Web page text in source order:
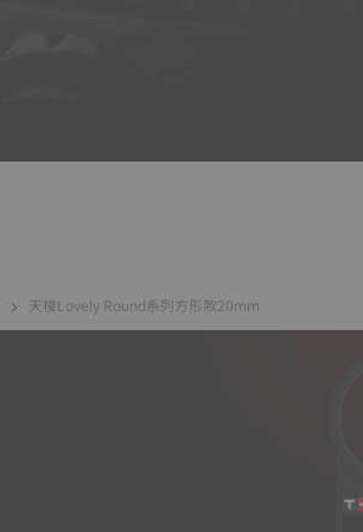
天梭Lovely Round系列方形款20mm